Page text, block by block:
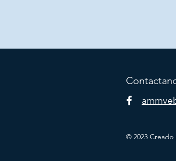
© 2023 Creado